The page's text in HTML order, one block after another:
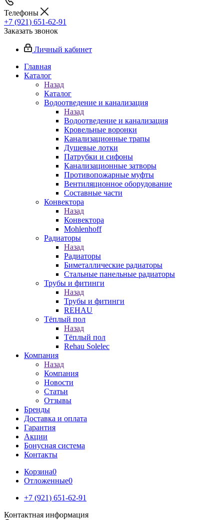
Телефоны
+7 (921) 651-62-91
Заказать звонок
Личный кабинет
Главная
Каталог
Назад
Каталог
Водоотведение и канализация
Назад
Водоотведение и канализация
Кровельные воронки
Канализационные трапы
Душевые лотки
Патрубки и сифоны
Канализационные затворы
Противопожарные муфты
Вентиляционное оборудование
Составные части
Конвектора
Назад
Конвектора
Mohlenhoff
Радиаторы
Назад
Радиаторы
Биметаллические радиаторы
Стальные панельные радиаторы
Трубы и фитинги
Назад
Трубы и фитинги
REHAU
Тёплый пол
Назад
Тёплый пол
Rehau Solelec
Компания
Назад
Компания
Новости
Статьи
Отзывы
Бренды
Доставка и оплата
Гарантия
Акции
Бонусная система
Контакты
Корзина0
Отложенные0
+7 (921) 651-62-91
Контактная информация